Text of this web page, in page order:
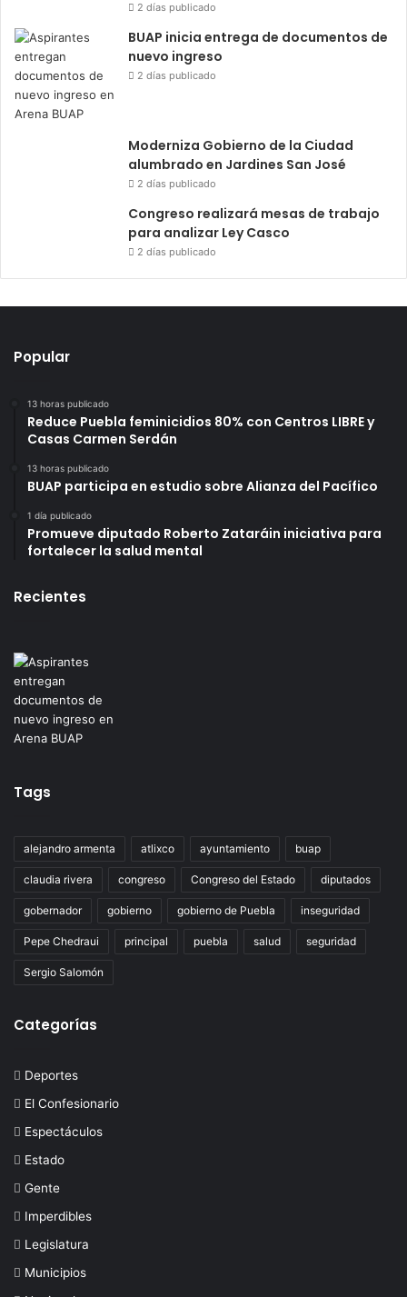
2 días publicado
BUAP inicia entrega de documentos de
nuevo ingreso
2 días publicado
Moderniza Gobierno de la Ciudad
alumbrado en Jardines San José
2 días publicado
Congreso realizará mesas de trabajo
para analizar Ley Casco
2 días publicado
Popular
13 horas publicado
Reduce Puebla feminicidios 80% con Centros LIBRE y
Casas Carmen Serdán
13 horas publicado
BUAP participa en estudio sobre Alianza del Pacífico
1 día publicado
Promueve diputado Roberto Zataráin iniciativa para
fortalecer la salud mental
Recientes
Tags
alejandro armenta atlixco ayuntamiento buap
claudia rivera congreso Congreso del Estado diputados
gobernador gobierno gobierno de Puebla inseguridad
Pepe Chedraui principal puebla salud seguridad
Sergio Salomón
Categorías
Deportes
El Confesionario
Espectáculos
Estado
Gente
Imperdibles
Legislatura
Municipios